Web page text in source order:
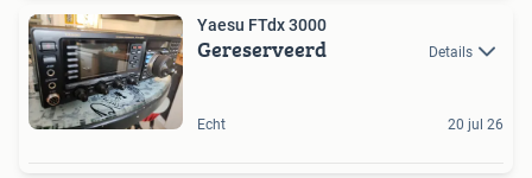
Yaesu FTdx 3000
Gereserveerd Details
Echt 20 jul 26